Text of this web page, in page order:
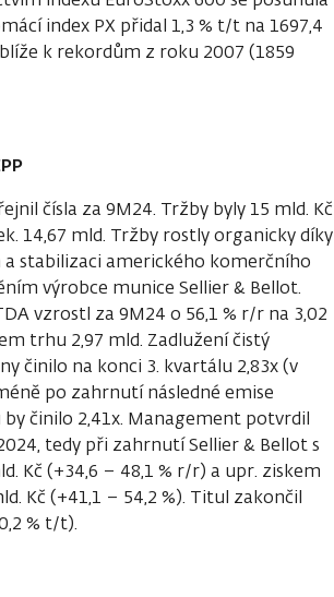
index PX přidal 1,3 % t/t na 1697,4
k rekordům z roku 2007 (1859
čísla za 9M24. Tržby byly 15 mld. Kč
14,67 mld. Tržby rostly organicky díky
stabilizaci amerického komerčního
výrobce munice Sellier & Bellot.
vzrostl za 9M24 o 56,1 % r/r na 3,02
trhu 2,97 mld. Zadlužení čistý
činilo na konci 3. kvartálu 2,83x (v
po zahrnutí následné emise
činilo 2,41x. Management potvrdil
tedy při zahrnutí Sellier & Bellot s
Kč (+34,6 – 48,1 % r/r) a upr. ziskem
Kč (+41,1 – 54,2 %). Titul zakončil
% t/t).